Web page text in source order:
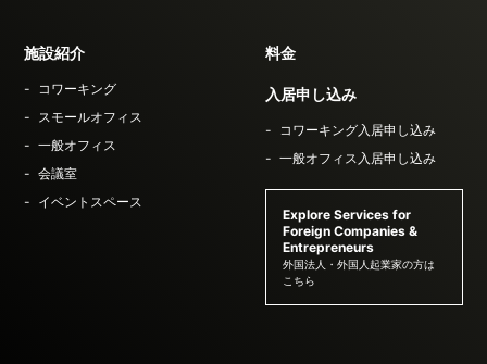
施設紹介
コワーキング
スモールオフィス
一般オフィス
会議室
イベントスペース
料金
入居申し込み
コワーキング入居申し込み
一般オフィス入居申し込み
Explore Services for
Foreign Companies &
Entrepreneurs
外国法人・外国人起業家の方は
こちら